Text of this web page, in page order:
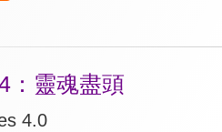
：靈魂盡頭
4.0